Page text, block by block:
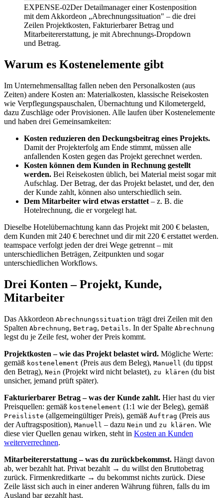
EXPENSE-02Der Detailmanager einer Kostenposition
mit dem Akkordeon „Abrechnungssituation" – die drei
Zeilen Projektkosten, Fakturierbarer Betrag und
Mitarbeitererstattung, je mit Abrechnungs-Dropdown
und Betrag.
Warum es Kostenelemente gibt
Im Unternehmensalltag fallen neben den Personalkosten (aus
Zeiten) andere Kosten an: Materialkosten, klassische Reisekosten
wie Verpflegungspauschalen, Übernachtung und Kilometergeld,
dazu Zuschläge oder Provisionen. Alle laufen über Kostenelemente
und haben drei Gemeinsamkeiten:
Kosten reduzieren den Deckungsbeitrag eines Projekts.
Damit der Projekterfolg am Ende stimmt, müssen alle
anfallenden Kosten gegen das Projekt gerechnet werden.
Kosten können dem Kunden in Rechnung gestellt
werden. Bei Reisekosten üblich, bei Material meist sogar mit
Aufschlag. Der Betrag, der das Projekt belastet, und der, den
der Kunde zahlt, können also unterschiedlich sein.
Dem Mitarbeiter wird etwas erstattet – z. B. die
Hotelrechnung, die er vorgelegt hat.
Dieselbe Hotelübernachtung kann das Projekt mit 200 € belasten,
dem Kunden mit 240 € berechnet und dir mit 220 € erstattet werden.
teamspace verfolgt jeden der drei Wege getrennt – mit
unterschiedlichen Beträgen, Zeitpunkten und sogar
unterschiedlichen Workflows.
Drei Konten – Projekt, Kunde,
Mitarbeiter
Das Akkordeon Abrechnungssituation trägt drei Zeilen mit den
Spalten Abrechnung, Betrag, Details. In der Spalte Abrechnung
legst du je Zeile fest, woher der Preis kommt.
Projektkosten – wie das Projekt belastet wird. Mögliche Werte:
gemäß kostenelement (Preis aus dem Beleg), Manuell (du tippst
den Betrag), Nein (Projekt wird nicht belastet), zu klären (du bist
unsicher, jemand prüft später).
Fakturierbarer Betrag – was der Kunde zahlt. Hier hast du vier
Preisquellen: gemäß kostenelement (1:1 wie der Beleg), gemäß
Preisliste (allgemeingültiger Preis), gemäß Auftrag (Preis aus
der Auftragsposition), Manuell – dazu Nein und zu klären. Wie
diese vier Quellen genau wirken, steht in Kosten an Kunden
weiterverrechnen.
Mitarbeitererstattung – was du zurückbekommst. Hängt davon
ab, wer bezahlt hat. Privat bezahlt → du willst den Bruttobetrag
zurück. Firmenkreditkarte → du bekommst nichts zurück. Diese
Zeile lässt sich auch in einer anderen Währung führen, falls du im
Ausland bar gezahlt hast.